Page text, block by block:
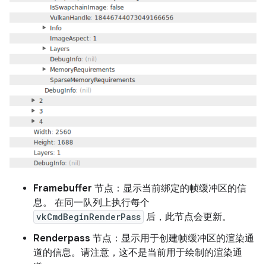
Framebuffer 节点：显示当前绑定的帧缓冲区的信
息。 在同一队列上执行每个
vkCmdBeginRenderPass 后，此节点会更新。
Renderpass 节点：显示用于创建帧缓冲区的渲染通
道的信息。请注意，这不是当前用于绘制的渲染通